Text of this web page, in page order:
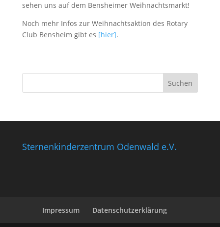
sehen uns auf dem Bensheimer Weihnachtsmarkt!
Noch mehr Infos zur Weihnachtsaktion des Rotary
Club Bensheim gibt es [hier].
Sternenkinderzentrum Odenwald e.V.
Impressum Datenschutzerklärung